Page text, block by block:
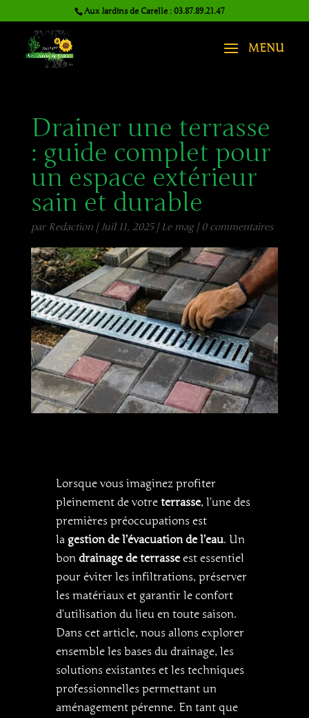
Aux Jardins de Carelle : 03.87.89.21.47
Drainer une terrasse
: guide complet pour
un espace extérieur
sain et durable
par Redaction|Juil 11, 2025| Le mag|0 commentaires
Lorsque vous imaginez profiter
pleinement de votre terrasse, l’une des
premières préoccupations est
la gestion de l’évacuation de l’eau. Un
bon drainage de terrasseest essentiel
pour éviter les infiltrations, préserver
les matériaux et garantir le confort
d’utilisation du lieu en toute saison.
Dans cet article, nous allons explorer
ensemble les bases du drainage, les
solutions existantes et les techniques
professionnelles permettant un
aménagement pérenne. En tant que